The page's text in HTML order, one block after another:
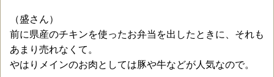
（盛さん）
前に県産のチキンを使ったお弁当を出したときに、それも
あまり売れなくて。
やはりメインのお肉としては豚や牛などが人気なので。